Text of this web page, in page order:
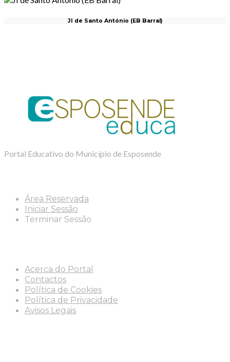
JI de Santo António (EB Barral)
Portal Educativo do Município de Esposende
Área Reservada
Iniciar Sessão
Terminar Sessão
Acerca do Portal
Contactos
Política de Cookies
Política de Privacidade
Avisos Legais